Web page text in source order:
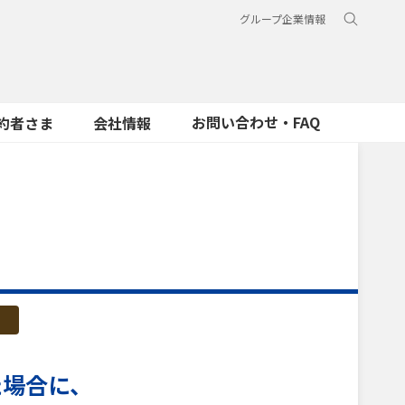
グループ企業情報
者さま 会社情報 お問い合わせ・FAQ
合に、